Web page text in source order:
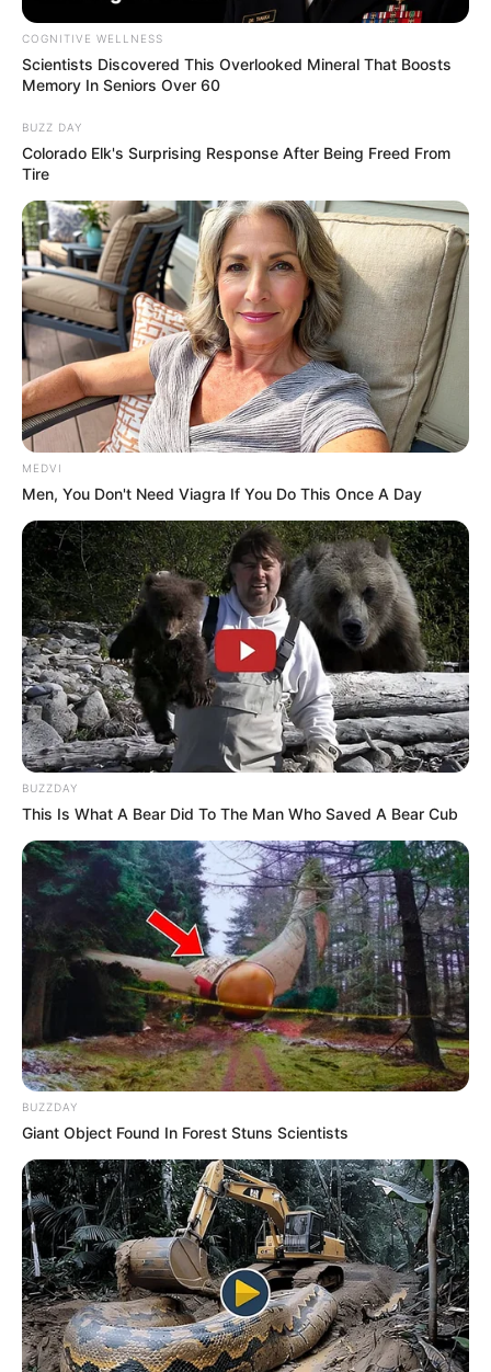
COGNITIVE WELLNESS
Scientists Discovered This Overlooked Mineral That Boosts
Memory In Seniors Over 60
BUZZ DAY
Colorado Elk's Surprising Response After Being Freed From
Tire
MEDVI
Men, You Don't Need Viagra If You Do This Once A Day
BUZZDAY
This Is What A Bear Did To The Man Who Saved A Bear Cub
BUZZDAY
Giant Object Found In Forest Stuns Scientists